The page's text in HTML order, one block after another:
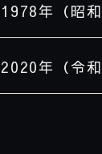
1978年（昭和
2020年（令和